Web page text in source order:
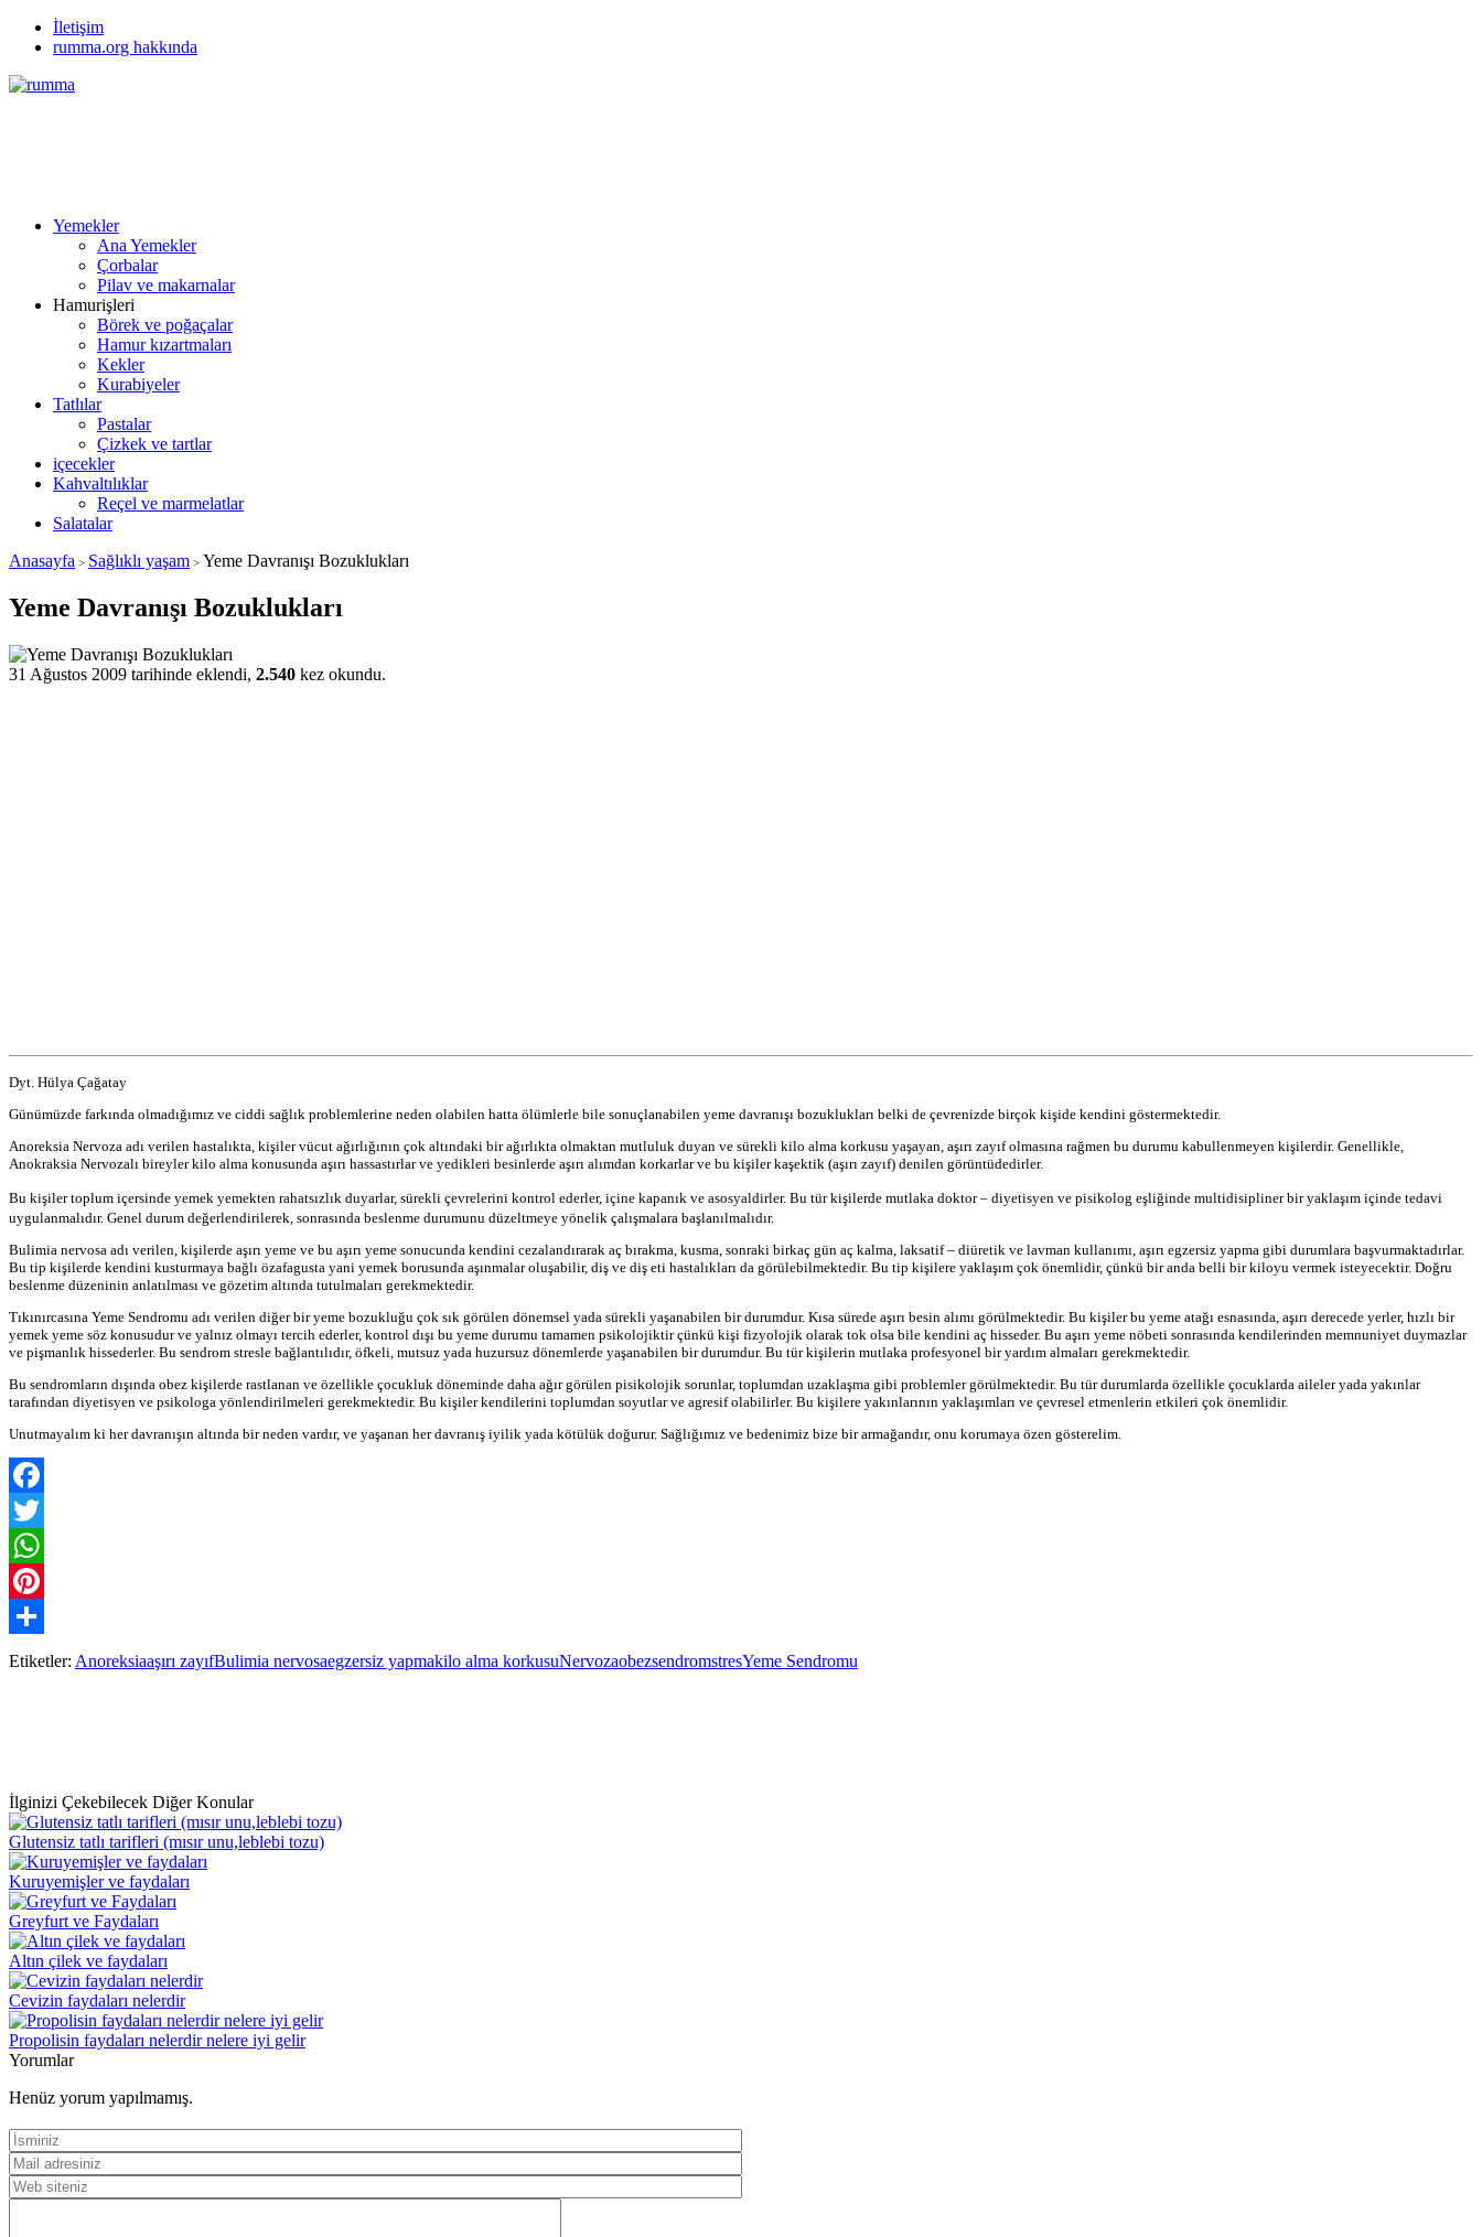
İletişim
rumma.org hakkında
Yemekler
Ana Yemekler
Çorbalar
Pilav ve makarnalar
Hamurişleri
Börek ve poğaçalar
Hamur kızartmaları
Kekler
Kurabiyeler
Tatlılar
Pastalar
Çizkek ve tartlar
içecekler
Kahvaltılıklar
Reçel ve marmelatlar
Salatalar
Anasayfa > Sağlıklı yaşam > Yeme Davranışı Bozuklukları
Yeme Davranışı Bozuklukları
31 Ağustos 2009 tarihinde eklendi, 2.540 kez okundu.
Dyt. Hülya Çağatay
Günümüzde farkında olmadığımız ve ciddi sağlık problemlerine neden olabilen hatta ölümlerle bile sonuçlanabilen yeme davranışı bozuklukları belki de çevrenizde birçok kişide kendini göstermektedir.
Anoreksia Nervoza adı verilen hastalıkta, kişiler vücut ağırlığının çok altındaki bir ağırlıkta olmaktan mutluluk duyan ve sürekli kilo alma korkusu yaşayan, aşırı zayıf olmasına rağmen bu durumu kabullenmeyen kişilerdir. Genellikle,
Anokraksia Nervozalı bireyler kilo alma konusunda aşırı hassastırlar ve yedikleri besinlerde aşırı alımdan korkarlar ve bu kişiler kaşektik (aşırı zayıf) denilen görüntüdedirler.
Bu kişiler toplum içersinde yemek yemekten rahatsızlık duyarlar, sürekli çevrelerini kontrol ederler, içine kapanık ve asosyaldirler. Bu tür kişilerde mutlaka doktor – diyetisyen ve pisikolog eşliğinde multidisipliner bir yaklaşım içinde tedavi
uygulanmalıdır. Genel durum değerlendirilerek, sonrasında beslenme durumunu düzeltmeye yönelik çalışmalara başlanılmalıdır.
Bulimia nervosa adı verilen, kişilerde aşırı yeme ve bu aşırı yeme sonucunda kendini cezalandırarak aç bırakma, kusma, sonraki birkaç gün aç kalma, laksatif – diüretik ve lavman kullanımı, aşırı egzersiz yapma gibi durumlara başvurmaktadırlar.
Bu tip kişilerde kendini kusturmaya bağlı özafagusta yani yemek borusunda aşınmalar oluşabilir, diş ve diş eti hastalıkları da görülebilmektedir. Bu tip kişilere yaklaşım çok önemlidir, çünkü bir anda belli bir kiloyu vermek isteyecektir. Doğru
beslenme düzeninin anlatılması ve gözetim altında tutulmaları gerekmektedir.
Tıkınırcasına Yeme Sendromu adı verilen diğer bir yeme bozukluğu çok sık görülen dönemsel yada sürekli yaşanabilen bir durumdur. Kısa sürede aşırı besin alımı görülmektedir. Bu kişiler bu yeme atağı esnasında, aşırı derecede yerler, hızlı bir
yemek yeme söz konusudur ve yalnız olmayı tercih ederler, kontrol dışı bu yeme durumu tamamen psikolojiktir çünkü kişi fizyolojik olarak tok olsa bile kendini aç hisseder. Bu aşırı yeme nöbeti sonrasında kendilerinden memnuniyet duymazlar
ve pişmanlık hissederler. Bu sendrom stresle bağlantılıdır, öfkeli, mutsuz yada huzursuz dönemlerde yaşanabilen bir durumdur. Bu tür kişilerin mutlaka profesyonel bir yardım almaları gerekmektedir.
Bu sendromların dışında obez kişilerde rastlanan ve özellikle çocukluk döneminde daha ağır görülen pisikolojik sorunlar, toplumdan uzaklaşma gibi problemler görülmektedir. Bu tür durumlarda özellikle çocuklarda aileler yada yakınlar
tarafından diyetisyen ve psikologa yönlendirilmeleri gerekmektedir. Bu kişiler kendilerini toplumdan soyutlar ve agresif olabilirler. Bu kişilere yakınlarının yaklaşımları ve çevresel etmenlerin etkileri çok önemlidir.
Unutmayalım ki her davranışın altında bir neden vardır, ve yaşanan her davranış iyilik yada kötülük doğurur. Sağlığımız ve bedenimiz bize bir armağandır, onu korumaya özen gösterelim.
Facebook
Twitter
WhatsApp
Pinterest
Paylaş
Etiketler: Anoreksiaaşırı zayıfBulimia nervosaegzersiz yapmakilo alma korkusuNervozaobezsendromstresYeme Sendromu
İlginizi Çekebilecek Diğer Konular
Glutensiz tatlı tarifleri (mısır unu,leblebi tozu)
Kuruyemişler ve faydaları
Greyfurt ve Faydaları
Altın çilek ve faydaları
Cevizin faydaları nelerdir
Propolisin faydaları nelerdir nelere iyi gelir
Yorumlar
Henüz yorum yapılmamış.